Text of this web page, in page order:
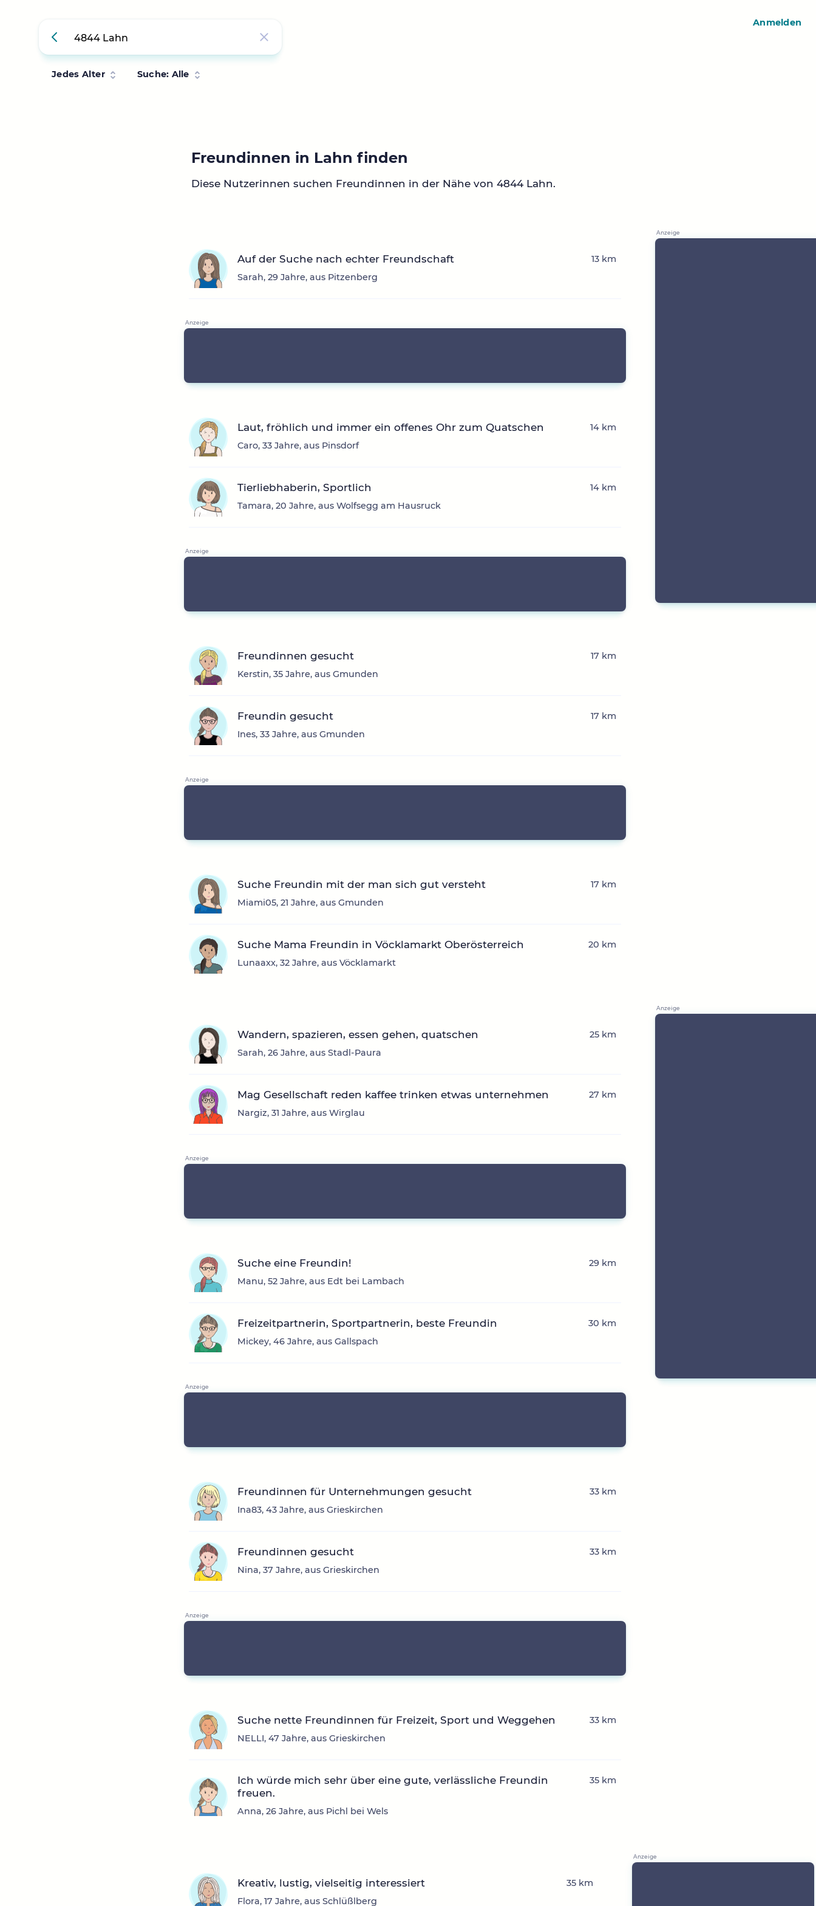
Jedes Alter Suche: Alle
Freundinnen in Lahn finden
Diese Nutzerinnen suchen Freundinnen in der Nähe von 4844 Lahn.
Auf der Suche nach echter Freundschaft
Sarah, 29 Jahre, aus Pitzenberg
13 km
Laut, fröhlich und immer ein offenes Ohr zum Quatschen
Caro, 33 Jahre, aus Pinsdorf
14 km
Tierliebhaberin, Sportlich
Tamara, 20 Jahre, aus Wolfsegg am Hausruck
14 km
Freundinnen gesucht
Kerstin, 35 Jahre, aus Gmunden
17 km
Freundin gesucht
Ines, 33 Jahre, aus Gmunden
17 km
Suche Freundin mit der man sich gut versteht
Miami05, 21 Jahre, aus Gmunden
17 km
Suche Mama Freundin in Vöcklamarkt Oberösterreich
Lunaaxx, 32 Jahre, aus Vöcklamarkt
20 km
Wandern, spazieren, essen gehen, quatschen
Sarah, 26 Jahre, aus Stadl-Paura
25 km
Mag Gesellschaft reden kaffee trinken etwas unternehmen
Nargiz, 31 Jahre, aus Wirglau
27 km
Suche eine Freundin!
Manu, 52 Jahre, aus Edt bei Lambach
29 km
Freizeitpartnerin, Sportpartnerin, beste Freundin
Mickey, 46 Jahre, aus Gallspach
30 km
Freundinnen für Unternehmungen gesucht
Ina83, 43 Jahre, aus Grieskirchen
33 km
Freundinnen gesucht
Nina, 37 Jahre, aus Grieskirchen
33 km
Suche nette Freundinnen für Freizeit, Sport und Weggehen
NELLI, 47 Jahre, aus Grieskirchen
33 km
Ich würde mich sehr über eine gute, verlässliche Freundin
freuen.
Anna, 26 Jahre, aus Pichl bei Wels
35 km
Kreativ, lustig, vielseitig interessiert
Flora, 17 Jahre, aus Schlüßlberg
35 km
Anmelden